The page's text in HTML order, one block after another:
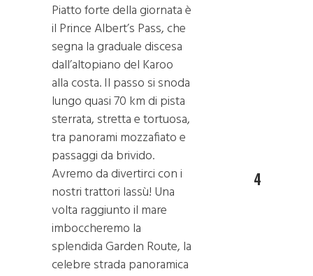
Piatto forte della giornata è
il Prince Albert’s Pass, che
segna la graduale discesa
dall’altopiano del Karoo
alla costa. Il passo si snoda
lungo quasi 70 km di pista
sterrata, stretta e tortuosa,
tra panorami mozzafiato e
passaggi da brivido.
Avremo da divertirci con i
nostri trattori lassù! Una
volta raggiunto il mare
imboccheremo la
splendida Garden Route, la
celebre strada panoramica
4